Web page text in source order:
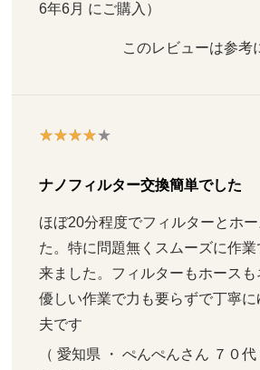
6年6月 にご購入）
このレビューは参考
ナノフィルター交換簡単でした
ほぼ20分程度でフィルターとホ
た。特に問題無くスムーズに作
来ました。フィルターもホース
優しい作業で力も要らずで丁寧
夫です
（ 愛知県 ・ ぺんぺんさん ７０